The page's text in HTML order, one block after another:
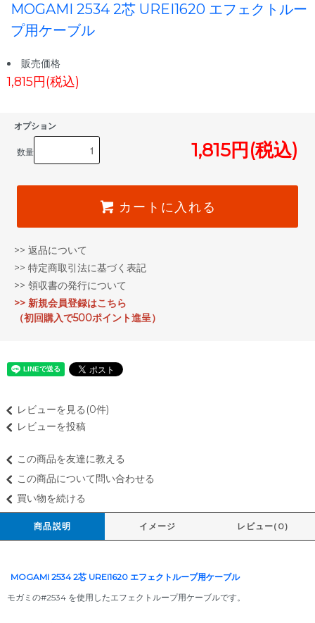
MOGAMI 2534 2芯 UREI1620 エフェクトルー
プ用ケーブル
販売価格
1,815円(税込)
オプション
数量 1,815円(税込)
カートに入れる
>> 返品について
>> 特定商取引法に基づく表記
>> 領収書の発行について
>> 新規会員登録はこちら
（初回購入で500ポイント進呈）
レビューを見る(0件)
レビューを投稿
この商品を友達に教える
この商品について問い合わせる
買い物を続ける
商品説明 イメージ レビュー(0)
MOGAMI 2534 2芯 UREI1620 エフェクトループ用ケーブル
モガミの#2534 を使用したエフェクトループ用ケーブルです。